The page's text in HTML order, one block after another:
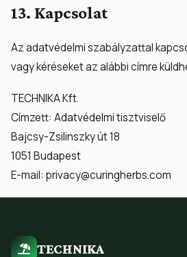
13. Kapcsolat
Az adatvédelmi szabályzattal
vagy kéréseket az alábbi címre
TECHNIKA Kft.
Címzett: Adatvédelmi tisztviselő
Bajcsy-Zsilinszky út 18
1051 Budapest
E-mail: privacy@curingherbs.com
TECHNIKA